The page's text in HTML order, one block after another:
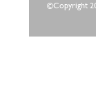
©Copyright